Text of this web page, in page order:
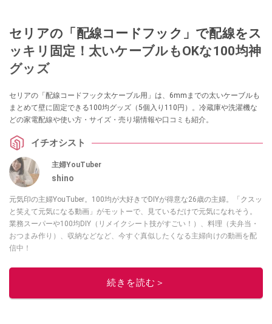
セリアの「配線コードフック」で配線をス
ッキリ固定！太いケーブルもOKな100均神
グッズ
セリアの「配線コードフック太ケーブル用」は、6mmまでの太いケーブルも
まとめて壁に固定できる100均グッズ（5個入り110円）。冷蔵庫や洗濯機な
どの家電配線や使い方・サイズ・売り場情報や口コミも紹介。
イチオシスト
主婦YouTuber
shino
元気印の主婦YouTuber。100均が大好きでDIYが得意な26歳の主婦。「クスッ
と笑えて元気になる動画」がモットーで、見ているだけで元気になれそう。
業務スーパーや100均DIY（リメイクシート技がすごい！）、料理（夫弁当・
おつまみ作り）、収納などなど、今すぐ真似したくなる主婦向けの動画を配
信中！
このイチオシストの他の記事を読む
続きを読む＞